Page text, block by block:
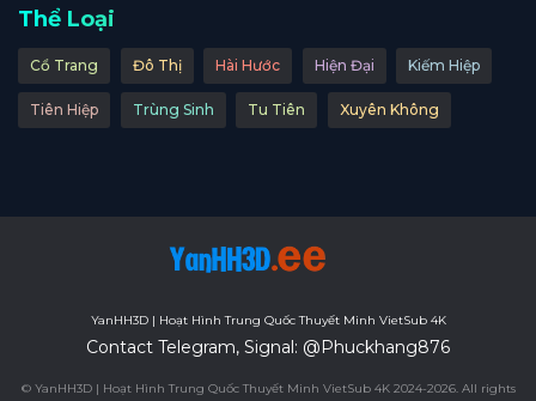
Thể Loại
Cổ Trang Đô Thị Hài Hước Hiện Đại Kiếm Hiệp
Tiên Hiệp Trùng Sinh Tu Tiên Xuyên Không
YanHH3D | Hoạt Hình Trung Quốc Thuyết Minh VietSub 4K
Contact Telegram, Signal: @Phuckhang876
© YanHH3D | Hoạt Hình Trung Quốc Thuyết Minh VietSub 4K 2024-2026. All rights